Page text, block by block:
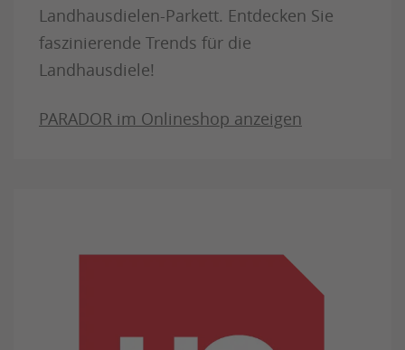
Landhausdielen-Parkett. Entdecken Sie
faszinierende Trends für die
Landhausdiele!
PARADOR im Onlineshop anzeigen